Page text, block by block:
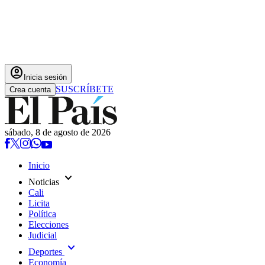
account_circle Inicia sesión
Crea cuenta SUSCRÍBETE
sábado, 8 de agosto de 2026
Inicio
Noticias expand_more
Cali
Licita
Política
Elecciones
Judicial
Deportes expand_more
Economía